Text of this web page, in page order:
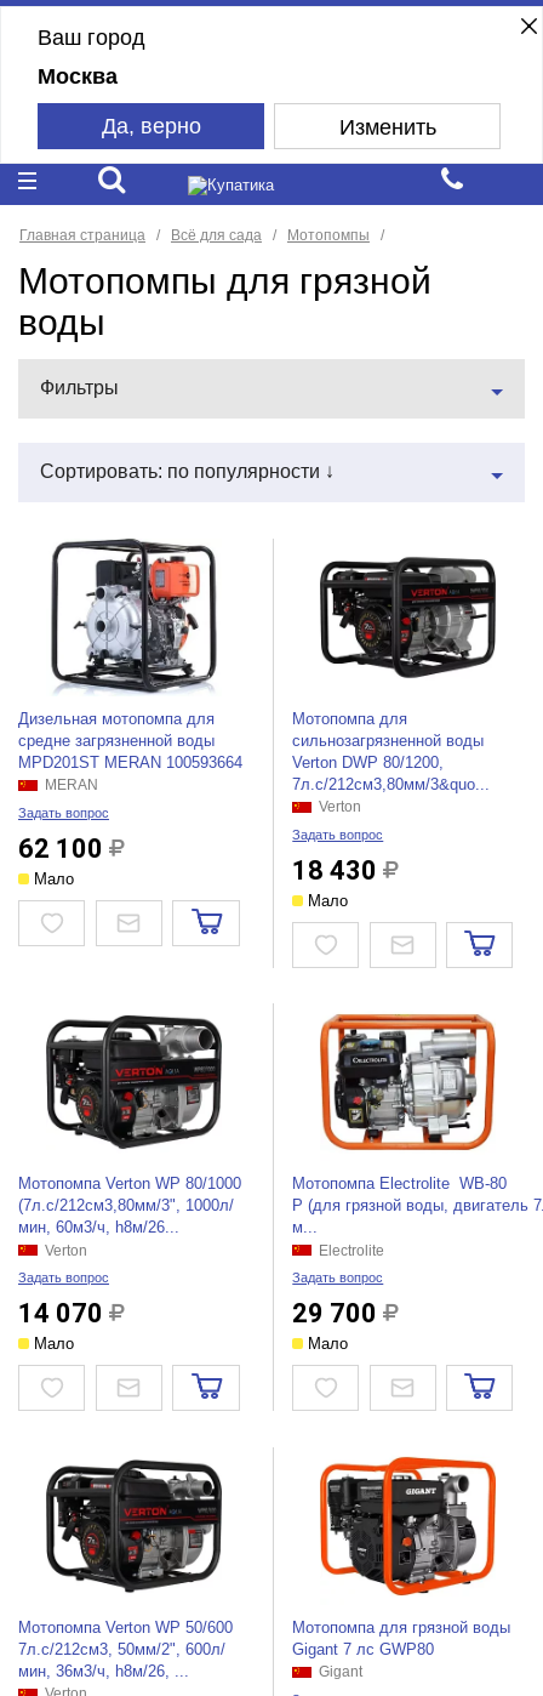
Ваш город
Москва
Да, верно Изменить
Главная страница Всё для сада Мотопомпы
Мотопомпы для грязной
воды
Фильтры
Сортировать: по популярности ↓
Дизельная мотопомпа для
средне загрязненной воды
MPD201ST MERAN 100593664
MERAN
Задать вопрос
62 100
Мало
Мотопомпа для
сильнозагрязненной воды
Verton DWP 80/1200,
7л.с/212см3,80мм/3&quo...
Verton
Задать вопрос
18 430
Мало
Мотопомпа Verton WP 80/1000
(7л.с/212см3,80мм/3", 1000л/
мин, 60м3/ч, h8м/26...
Verton
Задать вопрос
14 070
Мало
Мотопомпа Electrolite WВ-80
P (для грязной воды, двигатель
м...
Electrolite
Задать вопрос
29 700
Мало
Мотопомпа Verton WP 50/600
7л.с/212см3, 50мм/2", 600л/
мин, 36м3/ч, h8м/26, ...
Мотопомпа для грязной воды
Gigant 7 лс GWP80
Gigant